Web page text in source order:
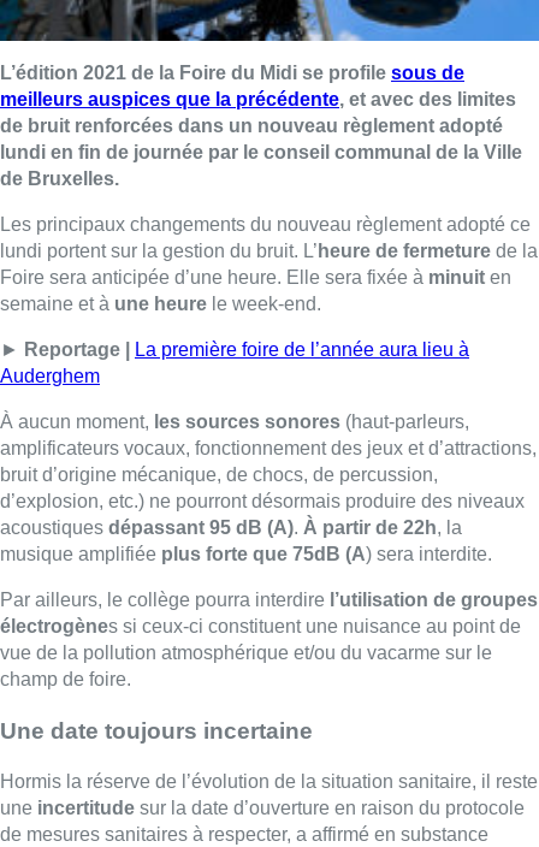
L’édition 2021 de la Foire du Midi se profile sous de
meilleurs auspices que la précédente, et avec des limites
de bruit renforcées dans un nouveau règlement adopté
lundi en fin de journée par le conseil communal de la Ville
de Bruxelles.
Les principaux changements du nouveau règlement adopté ce
lundi portent sur la gestion du bruit. L’ heure de fermeture de la
Foire sera anticipée d’une heure. Elle sera fixée à minuit en
semaine et à une heure le week-end.
► Reportage |
La première foire de l’année aura lieu à
Auderghem
À aucun moment, les sources sonores (haut-parleurs,
amplificateurs vocaux, fonctionnement des jeux et d’attractions,
bruit d’origine mécanique, de chocs, de percussion,
d’explosion, etc.) ne pourront désormais produire des niveaux
acoustiques dépassant 95 dB (A). À partir de 22h, la
musique amplifiée plus forte que 75dB (A) sera interdite.
Par ailleurs, le collège pourra interdire l’utilisation de groupes
électrogènes si ceux-ci constituent une nuisance au point de
vue de la pollution atmosphérique et/ou du vacarme sur le
champ de foire.
Une date toujours incertaine
Hormis la réserve de l’évolution de la situation sanitaire, il reste
une incertitude sur la date d’ouverture en raison du protocole
de mesures sanitaires à respecter, a affirmé en substance